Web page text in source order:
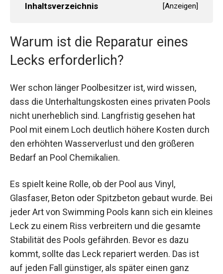
Inhaltsverzeichnis [Anzeigen]
Warum ist die Reparatur eines
Lecks erforderlich?
Wer schon länger Poolbesitzer ist, wird wissen,
dass die Unterhaltungskosten eines privaten Pools
nicht unerheblich sind. Langfristig gesehen hat
Pool mit einem Loch deutlich höhere Kosten durch
den erhöhten Wasserverlust und den größeren
Bedarf an Pool Chemikalien.
Es spielt keine Rolle, ob der Pool aus Vinyl,
Glasfaser, Beton oder Spitzbeton gebaut wurde. Bei
jeder Art von Swimming Pools kann sich ein kleines
Leck zu einem Riss verbreitern und die gesamte
Stabilität des Pools gefährden. Bevor es dazu
kommt, sollte das Leck repariert werden. Das ist
auf jeden Fall günstiger, als später einen ganz